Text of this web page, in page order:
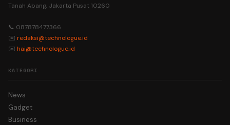
Tanah Abang, Jakarta Pusat 10260
📞 087878477366
✉️ redaksi@technologue.id
✉️ hai@technologue.id
KATEGORI
News
Gadget
Business